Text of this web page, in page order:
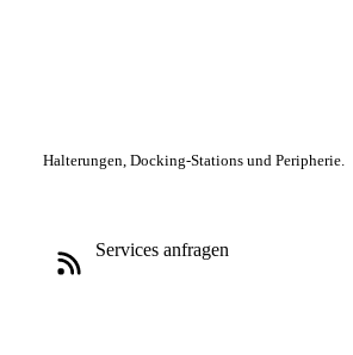
Halterungen, Docking-Stations und Peripherie.
Services anfragen